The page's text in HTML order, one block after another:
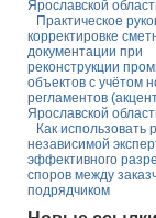
Ярославской
Практическое
корректировке
документации при
реконструкции
объектов с учётом
регламентов
Ярославской
Как использовать
независимой
эффективного
споров между
подрядчиком